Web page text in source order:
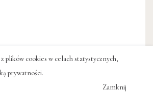
plików cookies w celach statystycznych,
prywatności.
Zamknij